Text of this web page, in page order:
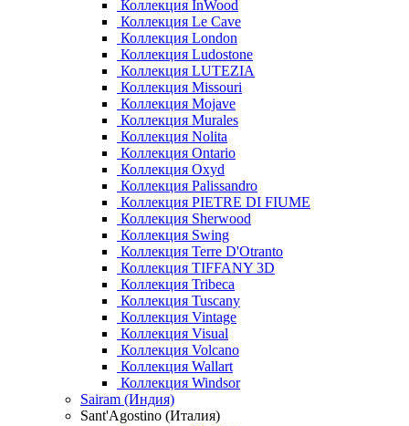
Коллекция InWood
Коллекция Le Cave
Коллекция London
Коллекция Ludostone
Коллекция LUTEZIA
Коллекция Missouri
Коллекция Mojave
Коллекция Murales
Коллекция Nolita
Коллекция Ontario
Коллекция Oxyd
Коллекция Palissandro
Коллекция PIETRE DI FIUME
Коллекция Sherwood
Коллекция Swing
Коллекция Terre D'Otranto
Коллекция TIFFANY 3D
Коллекция Tribeca
Коллекция Tuscany
Коллекция Vintage
Коллекция Visual
Коллекция Volcano
Коллекция Wallart
Коллекция Windsor
Sairam (Индия)
Sant'Agostino (Италия)